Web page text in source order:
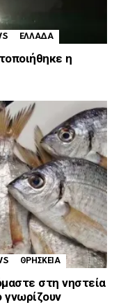
ΕΛΛΑΔΑ
η
ΘΡΗΣΚΕΙΑ
στη νηστεία
γνωρίζουν